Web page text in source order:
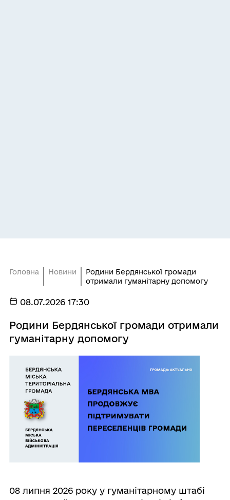
Головна Новини
Родини Бердянської громади
отримали гуманітарну допомогу
08.07.2026 17:30
Родини Бердянської громади отримали
гуманітарну допомогу
08 липня 2026 року у гуманітарному штабі